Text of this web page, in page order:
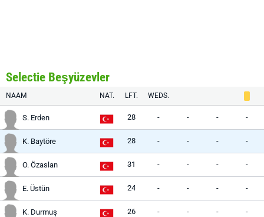
Selectie Beşyüzevler
NAAM NAT. LFT. WEDS.
S. Erden 28 - - - -
K. Baytöre 28 - - - -
O. Özaslan 31 - - - -
E. Üstün 24 - - - -
K. Durmuş 26 - - - -